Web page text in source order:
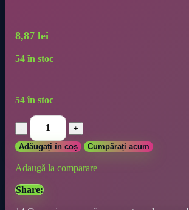
8,87 lei
54 în stoc
54 în stoc
Adăugați în coș Cumpărați acum
Adaugă la comparare
Share: